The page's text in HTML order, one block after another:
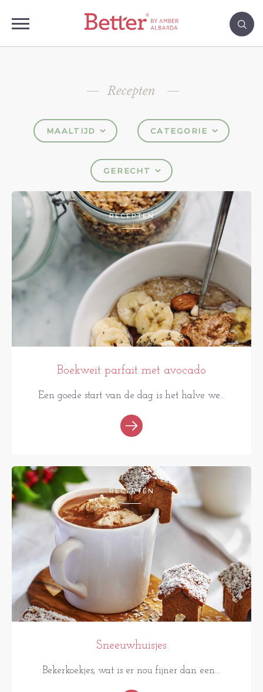
Recepten
MAALTIJD CATEGORIE
GERECHT
RECEPTEN
Boekweit parfait met avocado
Een goede start van de dag is het halve we...
RECEPTEN
Sneeuwhuisjes
Bekerkoekjes, wat is er nou fijner dan een...